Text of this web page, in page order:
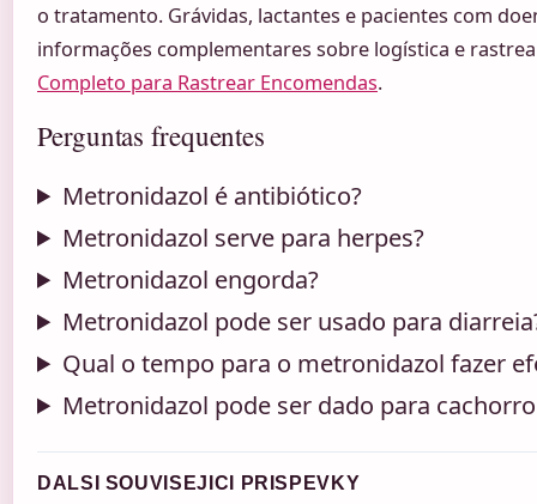
o tratamento. Grávidas, lactantes e pacientes com
informações complementares sobre logística e
Completo para Rastrear Encomendas.
Perguntas frequentes
Metronidazol é antibiótico?
Metronidazol serve para herpes?
Metronidazol engorda?
Metronidazol pode ser usado para
Qual o tempo para o metronidazol fazer
Metronidazol pode ser dado para
DALSI SOUVISEJICI PRISPEVKY